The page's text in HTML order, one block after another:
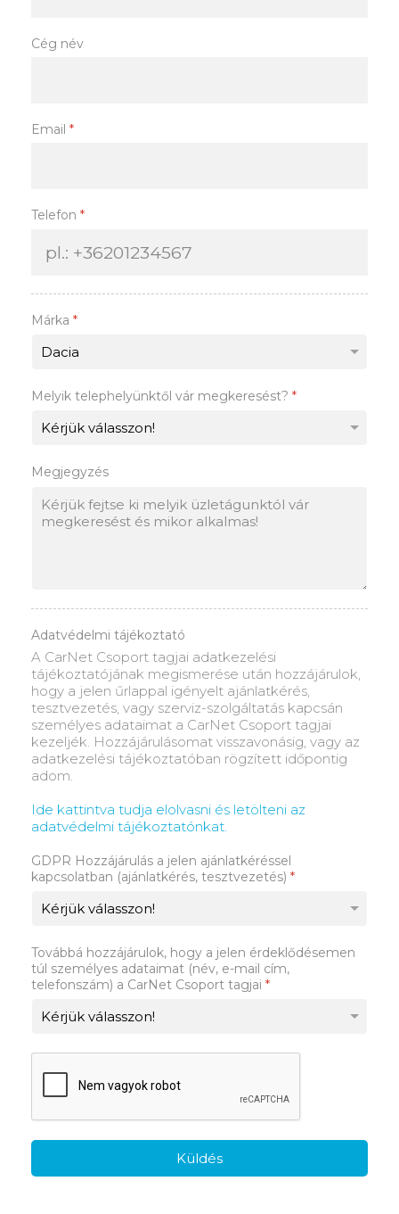
Cég név
Email *
Telefon *
Márka *
Melyik telephelyünktől vár megkeresést? *
Megjegyzés
Adatvédelmi tájékoztató
A CarNet Csoport tagjai adatkezelési
tájékoztatójának megismerése után hozzájárulok,
hogy a jelen űrlappal igényelt ajánlatkérés,
tesztvezetés, vagy szerviz-szolgáltatás kapcsán
személyes adataimat a CarNet Csoport tagjai
kezeljék. Hozzájárulásomat visszavonásig, vagy az
adatkezelési tájékoztatóban rögzített időpontig
adom.
Ide kattintva tudja elolvasni és letölteni az
adatvédelmi tájékoztatónkat.
GDPR Hozzájárulás a jelen ajánlatkéréssel
kapcsolatban (ajánlatkérés, tesztvezetés) *
Továbbá hozzájárulok, hogy a jelen érdeklődésemen
túl személyes adataimat (név, e-mail cím,
telefonszám) a CarNet Csoport tagjai *
Küldés